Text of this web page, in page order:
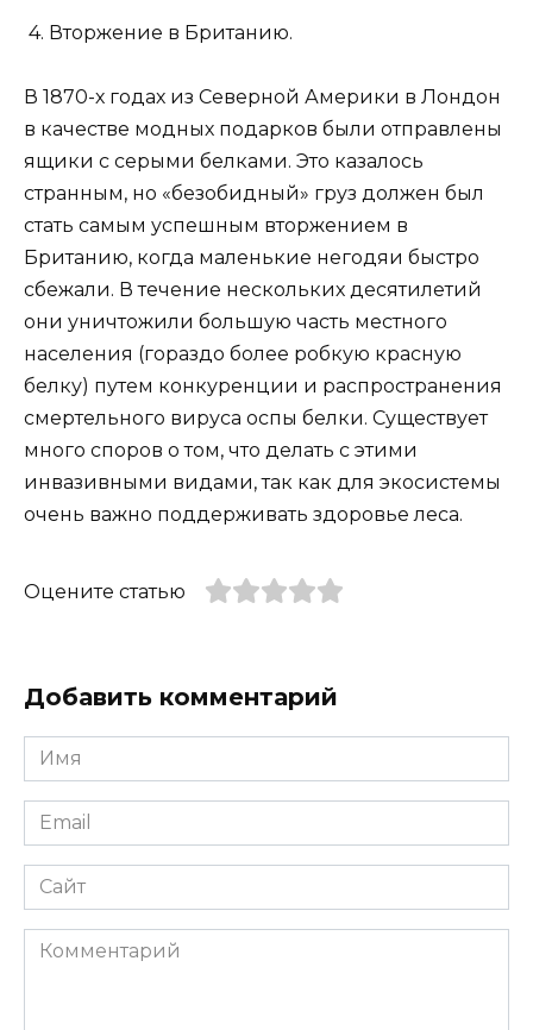
4. Вторжение в Британию.
В 1870-х годах из Северной Америки в Лондон
в качестве модных подарков были отправлены
ящики с серыми белками. Это казалось
странным, но «безобидный» груз должен был
стать самым успешным вторжением в
Британию, когда маленькие негодяи быстро
сбежали. В течение нескольких десятилетий
они уничтожили большую часть местного
населения (гораздо более робкую красную
белку) путем конкуренции и распространения
смертельного вируса оспы белки. Существует
много споров о том, что делать с этими
инвазивными видами, так как для экосистемы
очень важно поддерживать здоровье леса.
Оцените статью
Добавить комментарий
Имя
*
Email
*
Сайт
Комментарий